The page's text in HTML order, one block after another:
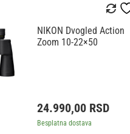
NIKON Dvogled Action
Zoom 10-22×50
24.990,00 RSD
Besplatna dostava